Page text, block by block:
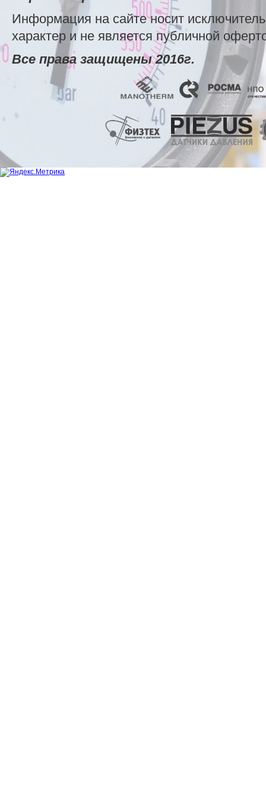
Информация на сайте носит
характер и не является публичной
Все права защищены 2016г.